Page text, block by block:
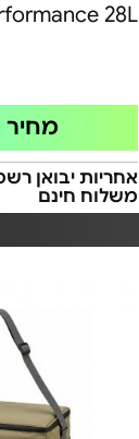
28L
מחיר
אחריות יבואן
משלוח חינם